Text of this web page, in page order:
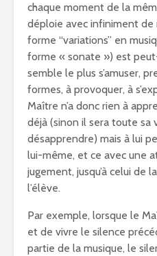
chaque moment de la
déploie avec infiniment de
forme “variations” en
forme « sonate ») est
semble le plus s’amuser,
formes, à provoquer, à
Maître n’a donc rien à
déjà (sinon il sera toute sa
désapprendre) mais à lui
lui-même, et ce avec une
jugement, jusqu’à celui de
l’élève.
Par exemple, lorsque le
et de vivre le silence
partie de la musique, le